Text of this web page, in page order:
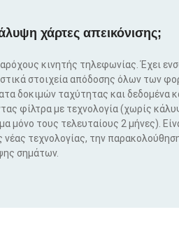
χάρτες απεικόνισης;
κινητής τηλεφωνίας. Έχει
στοιχεία απόδοσης όλων των
δοκιμών ταχύτητας και δεδομένα
φίλτρα με τεχνολογία (χωρίς
μόνο τους τελευταίους 2 μήνες).
τεχνολογίας, την
σημάτων.